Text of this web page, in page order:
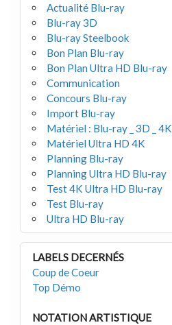
Actualité Blu-ray
Blu-ray 3D
Blu-ray Steelbook
Bon Plan Blu-ray
Bon Plan Ultra HD Blu-ray
Communication
Concours Blu-ray
Import Blu-ray
Matériel : Blu-ray _ 3D _ 4K
Matériel Ultra HD 4K
Planning Blu-ray
Planning Ultra HD Blu-ray
Test 4K Ultra HD Blu-ray
Test Blu-ray
Ultra HD Blu-ray
LABELS DECERNÉS
Coup de Coeur
Top Démo
NOTATION ARTISTIQUE